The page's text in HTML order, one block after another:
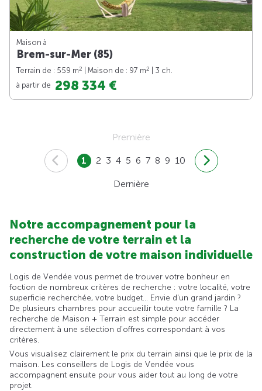
Maison à
Brem-sur-Mer (85)
Terrain de : 559 m2 | Maison de : 97 m2
| 3 ch.
à partir de 298 334 €
Première
1 2 3 4 5 6 7 8 9 10
Dernière
Notre accompagnement pour la
recherche de votre terrain et la
construction de votre maison individuelle
Logis de Vendée vous permet de trouver votre bonheur en
foction de nombreux critères de recherche : votre localité, votre
superficie recherchée, votre budget... Envie d'un grand jardin ?
De plusieurs chambres pour accueillir toute votre famille ? La
recherche de Maison + Terrain est simple pour accéder
directement à une sélection d'offres correspondant à vos
critères.
Vous visualisez clairement le prix du terrain ainsi que le prix de la
maison. Les conseillers de Logis de Vendée vous
accompagnent ensuite pour vous aider tout au long de votre
projet.